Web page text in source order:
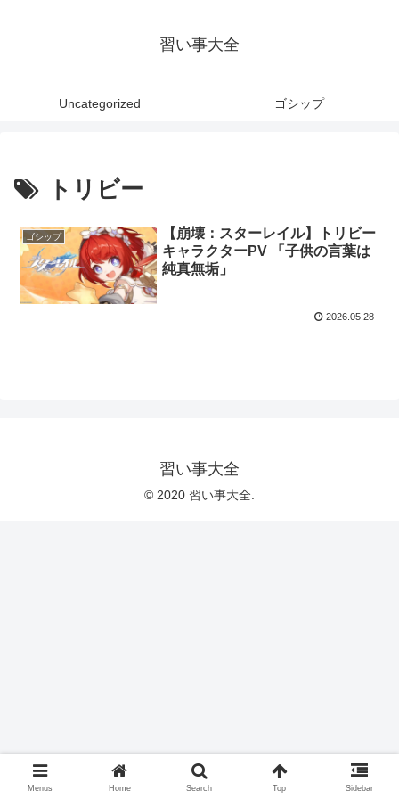
習い事大全
Uncategorized ゴシップ
トリビー
ゴシップ
【崩壊：スターレイル】トリビー
キャラクターPV 「子供の言葉は
純真無垢」
2026.05.28
習い事大全
© 2020 習い事大全.
Menus Home Search Top Sidebar